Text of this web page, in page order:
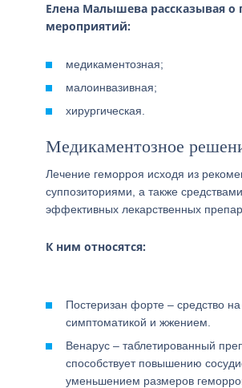
Елена Малышева рассказывая о
мероприятий:
медикаментозная;
малоинвазивная;
хирургическая.
Медикаментозное
Лечение геморроя исходя из
суппозиториями, а также
эффективных лекарственных
К ним относятся:
Постеризан форте – средство
симптоматикой и жжением.
Венарус – таблетированный
способствует повышению
уменьшением размеров